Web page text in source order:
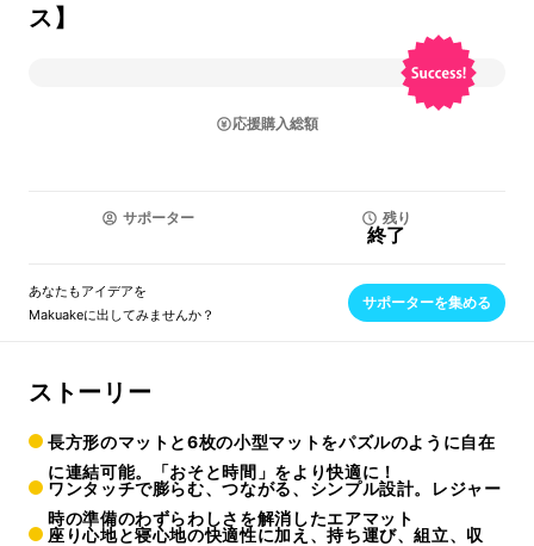
ス】
応援購入総額
サポーター 残り
終了
あなたもアイデアを
Makuakeに出してみませんか？
サポーターを集める
ストーリー
長方形のマットと6枚の小型マットをパズルのように自在
に連結可能。「おそと時間」をより快適に！
ワンタッチで膨らむ、つながる、シンプル設計。レジャー
時の準備のわずらわしさを解消したエアマット
座り心地と寝心地の快適性に加え、持ち運び、組立、収